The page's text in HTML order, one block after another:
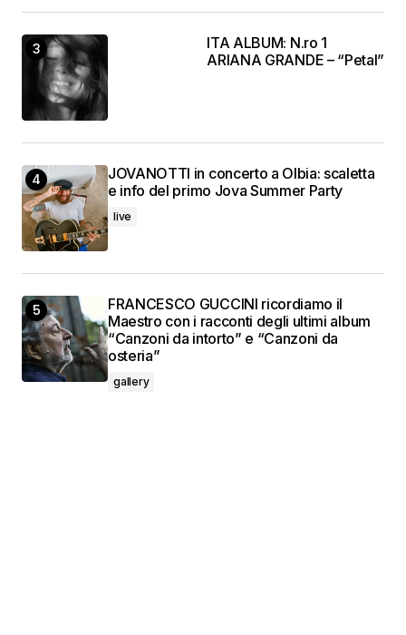
ITA ALBUM: N.ro 1
ARIANA GRANDE – “Petal”
JOVANOTTI in concerto a Olbia: scaletta
e info del primo Jova Summer Party
live
FRANCESCO GUCCINI ricordiamo il
Maestro con i racconti degli ultimi album
“Canzoni da intorto” e “Canzoni da
osteria”
gallery